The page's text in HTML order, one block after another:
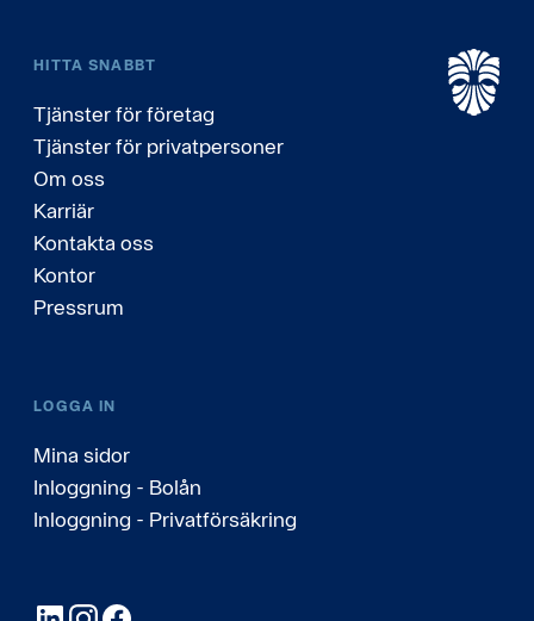
HITTA SNABBT
Tjänster för företag
Tjänster för privatpersoner
Om oss
Karriär
Kontakta oss
Kontor
Pressrum
LOGGA IN
Mina sidor
Inloggning - Bolån
Inloggning - Privatförsäkring
LinkedInInstagram